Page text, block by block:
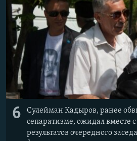
6
Сулейман Кадыров, ранее
сепаратизме, ожидал вместе
результатов очередного